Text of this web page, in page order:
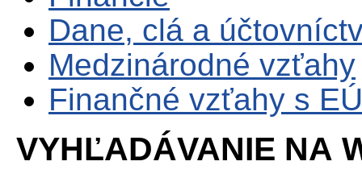
Dane, clá a
Medzinárodné vzťahy
Finančné vzťahy s EÚ
VYHĽADÁVANIE NA